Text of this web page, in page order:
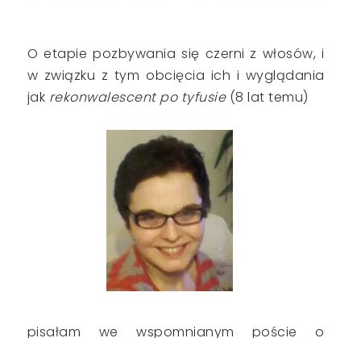
O etapie pozbywania się czerni z włosów, i
w związku z tym obcięcia ich i wyglądania
jak rekonwalescent po tyfusie(8 lat temu)
pisałam we wspomnianym poście o